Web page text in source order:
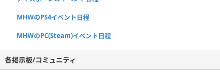
MHWのPS4イベント日程
MHWのPC(Steam)イベント日程
各掲示板/コミュニティ